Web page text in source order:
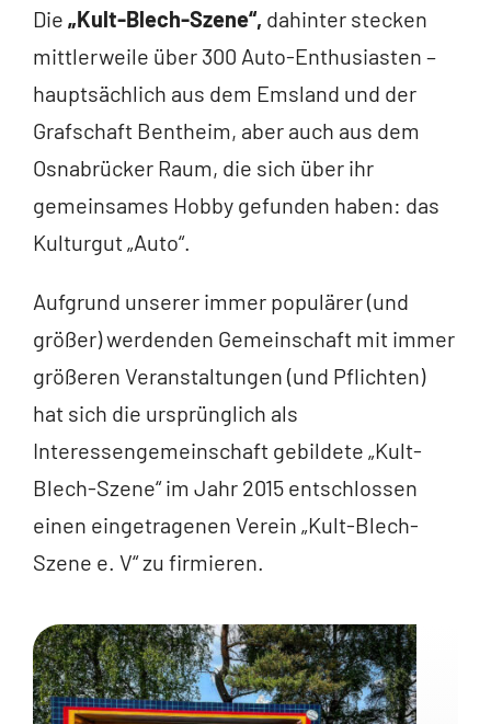
Die „Kult-Blech-Szene“, dahinter stecken
mittlerweile über 300 Auto-Enthusiasten –
hauptsächlich aus dem Emsland und der
Grafschaft Bentheim, aber auch aus dem
Osnabrücker Raum, die sich über ihr
gemeinsames Hobby gefunden haben: das
Kulturgut „Auto“.
Aufgrund unserer immer populärer (und
größer) werdenden Gemeinschaft mit immer
größeren Veranstaltungen (und Pflichten)
hat sich die ursprünglich als
Interessengemeinschaft gebildete „Kult-
Blech-Szene“ im Jahr 2015 entschlossen
einen eingetragenen Verein „Kult-Blech-
Szene e. V“ zu firmieren.